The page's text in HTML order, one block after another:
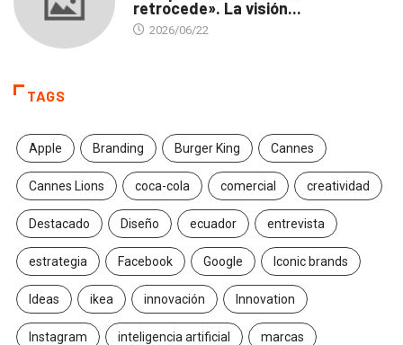
retrocede». La visión...
2026/06/22
TAGS
Apple Branding Burger King Cannes
Cannes Lions coca-cola comercial creatividad
Destacado Diseño ecuador entrevista
estrategia Facebook Google Iconic brands
Ideas ikea innovación Innovation
Instagram inteligencia artificial marcas